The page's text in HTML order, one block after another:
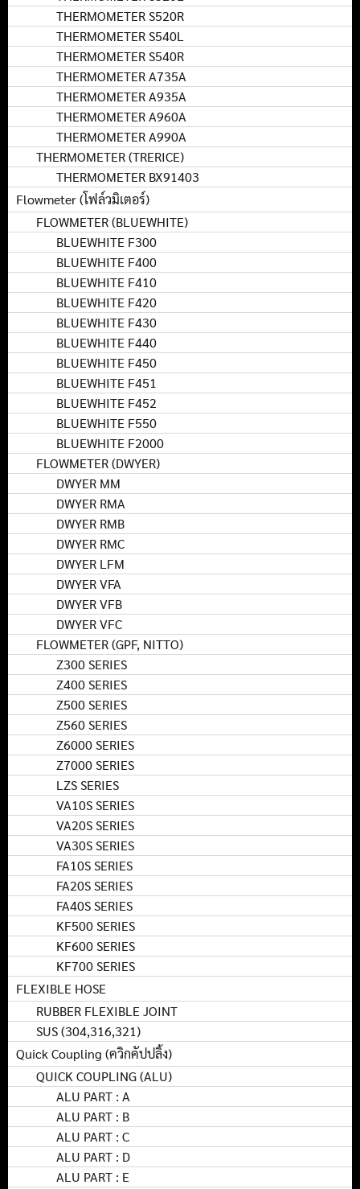
THERMOMETER S520R
THERMOMETER S540L
THERMOMETER S540R
THERMOMETER A735A
THERMOMETER A935A
THERMOMETER A960A
THERMOMETER A990A
THERMOMETER (TRERICE)
THERMOMETER BX91403
Flowmeter (โฟล์วมิเตอร์)
FLOWMETER (BLUEWHITE)
BLUEWHITE F300
BLUEWHITE F400
BLUEWHITE F410
BLUEWHITE F420
BLUEWHITE F430
BLUEWHITE F440
BLUEWHITE F450
BLUEWHITE F451
BLUEWHITE F452
BLUEWHITE F550
BLUEWHITE F2000
FLOWMETER (DWYER)
DWYER MM
DWYER RMA
DWYER RMB
DWYER RMC
DWYER LFM
DWYER VFA
DWYER VFB
DWYER VFC
FLOWMETER (GPF, NITTO)
Z300 SERIES
Z400 SERIES
Z500 SERIES
Z560 SERIES
Z6000 SERIES
Z7000 SERIES
LZS SERIES
VA10S SERIES
VA20S SERIES
VA30S SERIES
FA10S SERIES
FA20S SERIES
FA40S SERIES
KF500 SERIES
KF600 SERIES
KF700 SERIES
FLEXIBLE HOSE
RUBBER FLEXIBLE JOINT
SUS (304,316,321)
Quick Coupling (ควิกคัปปลิ้ง)
QUICK COUPLING (ALU)
ALU PART : A
ALU PART : B
ALU PART : C
ALU PART : D
ALU PART : E